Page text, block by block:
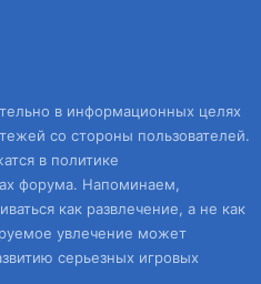
в информационных целях
со стороны пользователей.
в политике
форума. Напоминаем,
как развлечение, а не как
увлечение может
серьезных игровых